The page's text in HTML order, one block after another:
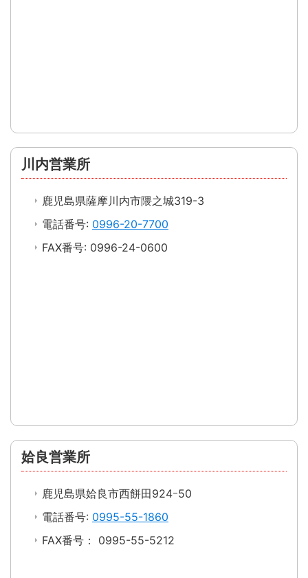
川内営業所
鹿児島県薩摩川内市隈之城319-3
電話番号: 0996-20-7700
FAX番号: 0996-24-0600
姶良営業所
鹿児島県姶良市西餅田924ｰ50
電話番号: 0995-55-1860
FAX番号： 0995-55-5212